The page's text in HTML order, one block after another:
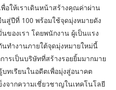
พื่อให้เราเดินหน้าสร้างคุณค่าผ่าน
สู่ปีที่ 100 พร้อมใช้จุดมุ่งหมายดัง
ของเรา โดยพนักงาน ผู้เป็นแรง
ทำงานภายใต้จุดมุ่งหมายใหม่นี้
รเป็นบริษัทที่สร้างรอยยิ้มมากมาย
บทเรียนในอดีตเพื่อมุ่งสู่อนาคต
จากความเชี่ยวชาญในเทคโนโลยี